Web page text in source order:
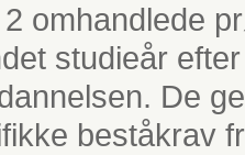
omhandlede
studieår
De
beståkrav